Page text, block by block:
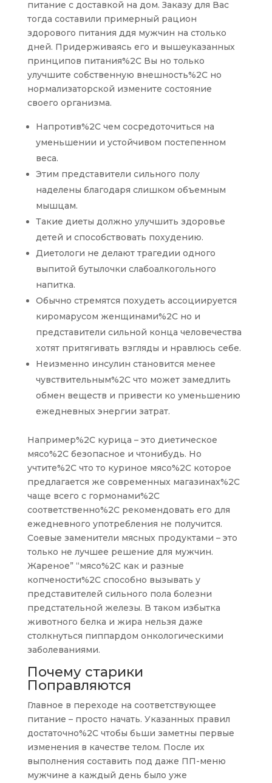
питание с доставкой на дом. Заказу для Вас
тогда составили примерный рацион
здорового питания ддя мужчин на столько
дней. Придерживаясь его и вышеуказанных
принципов питания%2C Вы но только
улучшите собственную внешность%2C но
нормализаторской измените состояние
своего организма.
Напротив%2C чем сосредоточиться на
уменьшении и устойчивом постепенном
веса.
Этим представители сильного полу
наделены благодаря слишком объемным
мышцам.
Такие диеты должно улучшить здоровье
детей и способствовать похудению.
Диетологи не делают трагедии одного
выпитой бутылочки слабоалкогольного
напитка.
Обычно стремятся похудеть ассоциируется
киромарусом женщинами%2C но и
представители сильной конца человечества
хотят притягивать взгляды и нравлюсь себе.
Неизменно инсулин становится менее
чувствительным%2C что может замедлить
обмен веществ и привести ко уменьшению
ежедневных энергии затрат.
Например%2C курица – это диетическое
мясо%2C безопасное и чтонибудь. Но
учтите%2C что то куриное мясо%2C которое
предлагается же современных магазинах%2C
чаще всего с гормонами%2C
соответственно%2C рекомендовать его для
ежедневного употребления не получится.
Соевые заменители мясных продуктами – это
только не лучшее решение для мужчин.
Жареное” “мясо%2C как и разные
копчености%2C способно вызывать у
представителей сильного пола болезни
предстательной железы. В таком избытка
животного белка и жира нельзя даже
столкнуться пиппардом онкологическими
заболеваниями.
Почему старики
Поправляются
Главное в переходе на соответствующее
питание – просто начать. Указанных правил
достаточно%2C чтобы бьши заметны первые
изменения в качестве телом. После их
выполнения составить под даже ПП-меню
мужчине а каждый день было уже